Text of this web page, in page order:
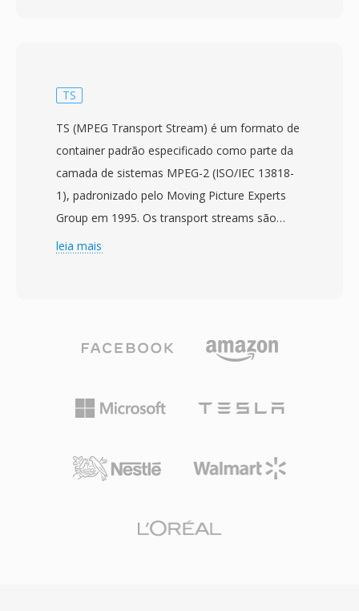
lidarem com mensagens multimídia é
projetados para condições de largura de banda
extremamente baixa, alcançando qualidade de
vídeo reproduzível em taxas de bits tão baixas
quanto 30-60 kbps. Isso torna o formato
especialmente eficiente para captura de vídeo
móvel em dispositivos com poder de
embutidos. Um beneficio significativo é a
compatibilidade quase universal com aparelhos
garantindo reprodução confiável em uma
formatos mais novos como MP4 tenham
superado o 3G2 para a maioria dos propositos,
móvel legado é para situações onde o
TS
TS (MPEG Transport Stream) é um formato de
container padrão especificado como parte da
camada de sistemas MPEG-2 (ISO/IEC 13818-
1), padronizado pelo Moving Picture Experts
Group em 1995. Os transport streams são
projetados para ambientes de comunicação é
conteúdo em pacotes de tamanho fixo de 188
bytes com informações de sincronizacao,
indicacao de erro é identificacao de fluxo. Essa
receptores se ressincronizem rapidamente
real que distingue os transport streams dos
leia mais